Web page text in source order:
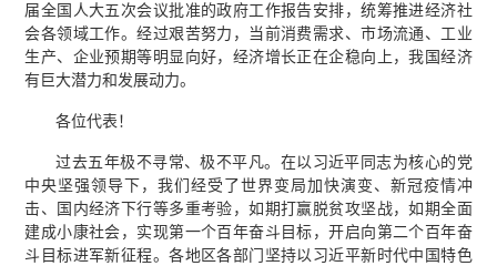
届全国人大五次会议批准的政府工作报告安排，统筹推进经济社
会各领域工作。经过艰苦努力，当前消费需求、市场流通、工业
生产、企业预期等明显向好，经济增长正在企稳向上，我国经济
有巨大潜力和发展动力。
各位代表！
过去五年极不寻常、极不平凡。在以习近平同志为核心的党
中央坚强领导下，我们经受了世界变局加快演变、新冠疫情冲
击、国内经济下行等多重考验，如期打赢脱贫攻坚战，如期全面
建成小康社会，实现第一个百年奋斗目标，开启向第二个百年奋
斗目标进军新征程。各地区各部门坚持以习近平新时代中国特色